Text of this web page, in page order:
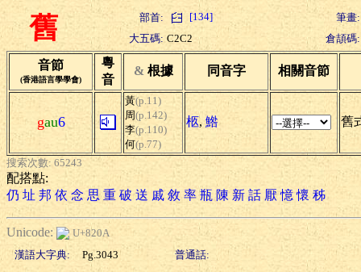
舊 部首: [134]
筆畫:
大五碼: C2C2 倉頡碼:
音節
(香港語言學學會)
粵
音
& 根據 同音字 相關音節
gau6
黃(p.11)
周(p.142)
李(p.110)
何(p.77)
柩, 鯦 舊
搜索次數: 65243
配搭點:
仍 址 邦 依 念 思 重 破 送 戚 敘 率 瓶 陳 新 話 厭 憶 懷 秭
Unicode:
U+820A
漢語大字典:
Pg.3043 普通話: